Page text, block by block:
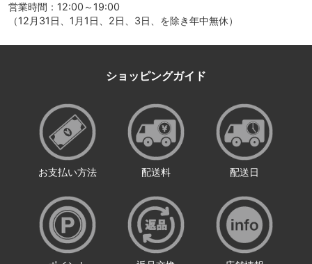
営業時間：12:00～19:00
（12月31日、1月1日、2日、3日、を除き年中無休）
ショッピングガイド
お支払い方法 配送料 配送日